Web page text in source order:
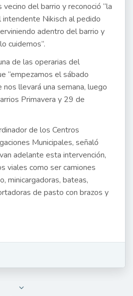
vecino del barrio y reconoció “la
Nikisch al pedido
adentro del barrio y
cuidemos”.
de las operarias del
“empezamos el sábado
llevará una semana, luego
Primavera y 29 de
de los Centros
Municipales, señaló
adelante esta intervención,
viales como ser camiones
minicargadoras, bateas,
de pasto con brazos y